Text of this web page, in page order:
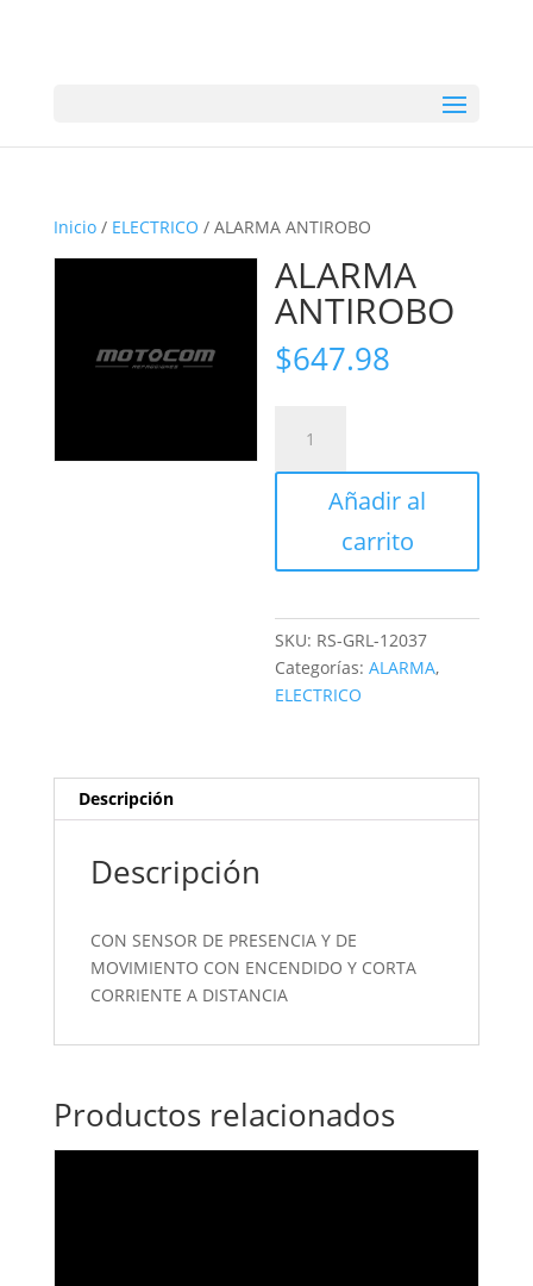
Inicio/ ELECTRICO / ALARMA ANTIROBO
ALARMA
ANTIROBO
$647.98
ANTIROBO
cantidad
Añadir al
carrito
SKU: RS-GRL-12037
Categorías:ALARMA,
ELECTRICO
Descripción
Descripción
CON SENSOR DE PRESENCIA Y DE
MOVIMIENTO CON ENCENDIDO Y CORTA
CORRIENTE A DISTANCIA
Productos relacionados